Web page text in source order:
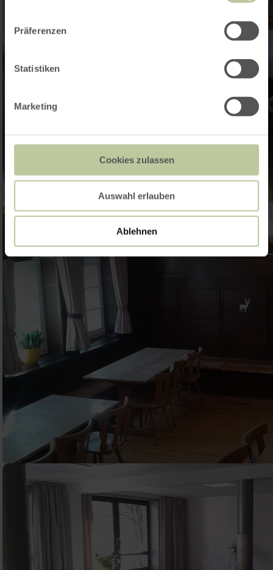
Präferenzen
Statistiken
Marketing
Cookies zulassen
Auswahl erlauben
Ablehnen